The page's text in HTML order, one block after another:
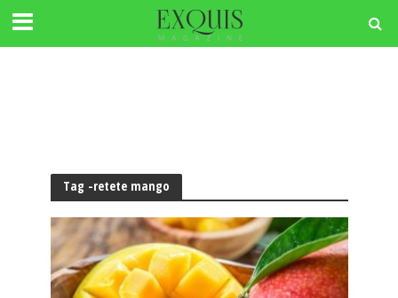
Tag -retete mango